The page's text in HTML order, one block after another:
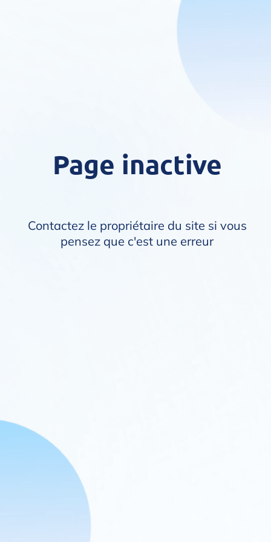
Page inactive
Contactez le propriétaire du site si vous
pensez que c'est une erreur